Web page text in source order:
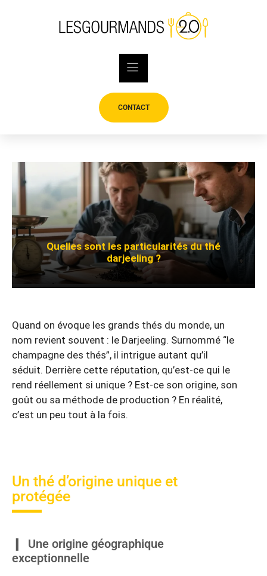
CONTACT
Quelles sont les particularités du thé
darjeeling ?
Quand on évoque les grands thés du monde, un
nom revient souvent : le Darjeeling. Surnommé “le
champagne des thés”, il intrigue autant qu’il
séduit. Derrière cette réputation, qu’est-ce qui le
rend réellement si unique ? Est-ce son origine, son
goût ou sa méthode de production ? En réalité,
c’est un peu tout à la fois.
Un thé d’origine unique et
protégée
Une origine géographique
exceptionnelle